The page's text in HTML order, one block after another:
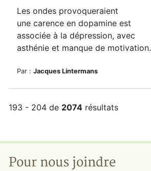
Les ondes provoqueraient
une carence en dopamine est
associée à la dépression, avec
asthénie et manque de motivation.
Par : Jacques Lintermans
193 - 204 de 2074 résultats
Pour nous joindre